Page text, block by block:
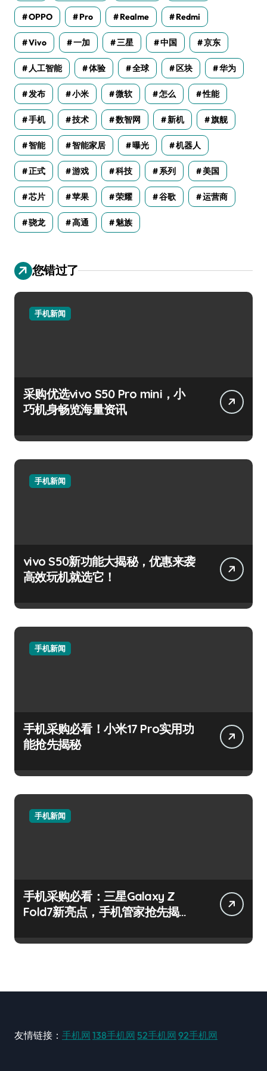
OPPO Pro Realme Redmi
Vivo 一加 三星 中国 京东
人工智能 体验 全球 区块 华为
发布 小米 微软 怎么 性能
手机 技术 数智网 新机 旗舰
智能 智能家居 曝光 机器人
正式 游戏 科技 系列 美国
芯片 苹果 荣耀 谷歌 运营商
骁龙 高通 魅族
您错过了
手机新闻
采购优选vivo S50 Pro mini，小
巧机身畅览海量资讯
手机新闻
vivo S50新功能大揭秘，优惠来袭
高效玩机就选它！
手机新闻
手机采购必看！小米17 Pro实用功
能抢先揭秘
手机新闻
手机采购必看：三星Galaxy Z
Fold7新亮点，手机管家抢先揭
友情链接： 手机网 138手机网 52手机网 92手机网